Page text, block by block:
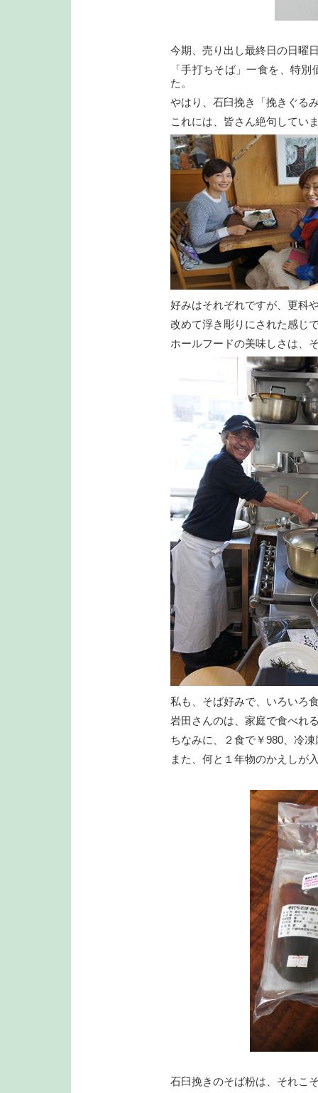
今期、売り出し最終日の日曜
「手打ちそば」一食を、特
た。
やはり、石臼挽き「挽きぐる
これには、皆さん絶句してい
好みはそれぞれですが、更科
改めて浮き彫りにされた感じ
ホールフードの美味しさは、
私も、そば好みで、いろいろ
岩田さんのは、家庭で食べれ
ちなみに、２食で￥980、冷
また、何と１年物のかえしが
石臼挽きのそば粉は、それこ